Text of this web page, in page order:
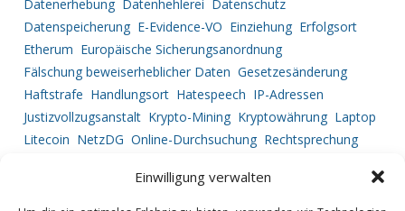
Einwilligung verwalten
Datenerhebung Datenhehlerei Datenschutz
Datenspeicherung E-Evidence-VO Einziehung Erfolgsort
Etherum Europäische Sicherungsanordnung
Fälschung beweiserheblicher Daten Gesetzesänderung
Haftstrafe Handlungsort Hatespeech IP-Adressen
Justizvollzugsanstalt Krypto-Mining Kryptowährung Laptop
Litecoin NetzDG Online-Durchsuchung Rechtsprechung
Telekommunikationsüberwachung
Urkundenfälschung
Vermögensabschöpfung